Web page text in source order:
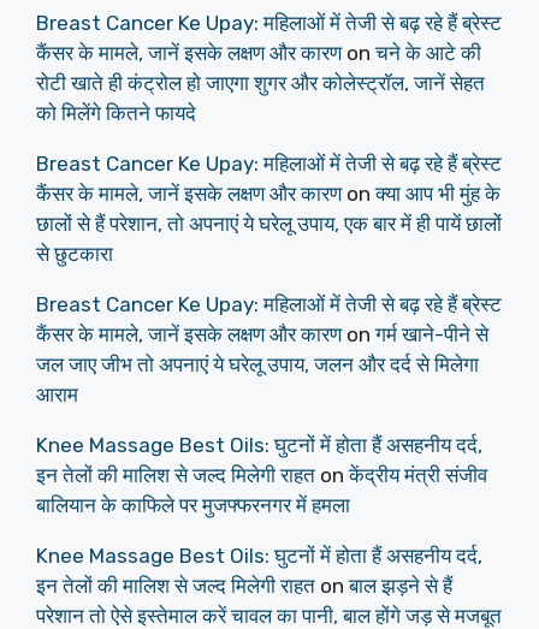
Breast Cancer Ke Upay: महिलाओं में तेजी से बढ़ रहे हैं ब्रेस्ट
कैंसर के मामले, जानें इसके लक्षण और कारणonचने के आटे की
रोटी खाते ही कंट्रोल हो जाएगा शुगर और कोलेस्ट्रॉल, जानें सेहत
को मिलेंगे कितने फायदे
Breast Cancer Ke Upay: महिलाओं में तेजी से बढ़ रहे हैं ब्रेस्ट
कैंसर के मामले, जानें इसके लक्षण और कारणonक्या आप भी मुंह के
छालों से हैं परेशान, तो अपनाएं ये घरेलू उपाय, एक बार में ही पायें छालों
से छुटकारा
Breast Cancer Ke Upay: महिलाओं में तेजी से बढ़ रहे हैं ब्रेस्ट
कैंसर के मामले, जानें इसके लक्षण और कारणonगर्म खाने-पीने से
जल जाए जीभ तो अपनाएं ये घरेलू उपाय, जलन और दर्द से मिलेगा
आराम
Knee Massage Best Oils: घुटनों में होता हैं असहनीय दर्द,
इन तेलों की मालिश से जल्द मिलेगी राहत onकेंद्रीय मंत्री संजीव
बालियान के काफिले पर मुजफ्फरनगर में हमला
Knee Massage Best Oils: घुटनों में होता हैं असहनीय दर्द,
इन तेलों की मालिश से जल्द मिलेगी राहत onबाल झड़ने से हैं
परेशान तो ऐसे इस्तेमाल करें चावल का पानी, बाल होंगे जड़ से मजबूत